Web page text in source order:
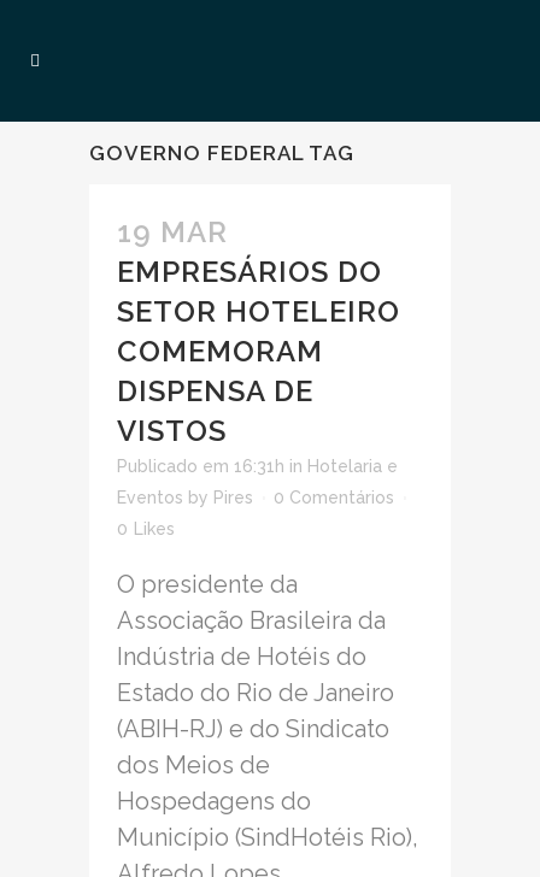
GOVERNO FEDERAL TAG
19 MAR
EMPRESÁRIOS DO
SETOR HOTELEIRO
COMEMORAM
DISPENSA DE
VISTOS
Publicado em 16:31h in Hotelaria e
Eventos by Pires
0 Comentários
0
Likes
O presidente da
Associação Brasileira da
Indústria de Hotéis do
Estado do Rio de Janeiro
(ABIH-RJ) e do Sindicato
dos Meios de
Hospedagens do
Município (SindHotéis Rio),